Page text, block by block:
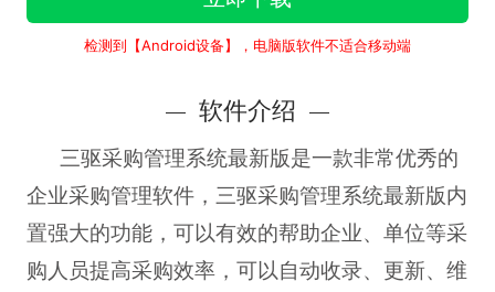
检测到【Android设备】，电脑版软件不适合移动端
软件介绍
三驱采购管理系统最新版是一款非常优秀的
企业采购管理软件，三驱采购管理系统最新版内
置强大的功能，可以有效的帮助企业、单位等采
购人员提高采购效率，可以自动收录、更新、维